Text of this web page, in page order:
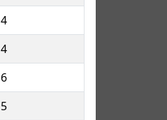
4
4
6
5